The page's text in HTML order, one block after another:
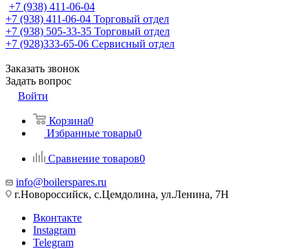
+7 (938) 411-06-04
+7 (938) 411-06-04 Торговый отдел
+7 (938) 505-33-35 Торговый отдел
+7 (928)333-65-06 Сервисный отдел
Заказать звонок
Задать вопрос
Войти
Корзина0
Избранные товары0
Сравнение товаров0
info@boilerspares.ru
г.Новороссийск, с.Цемдолина, ул.Ленина, 7Н
Вконтакте
Instagram
Telegram